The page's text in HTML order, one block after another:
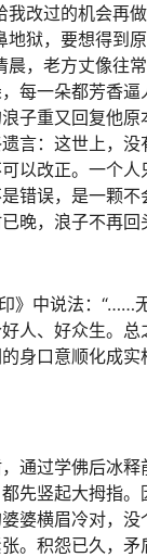
改过的机会再
狱，要想得到
，老方丈像往
每一朵都芳香逼
子重又回复他
言：这世上，没
以改正。一个人
错误，是一颗
晚，浪子不再
》中说法：“……
人、好众生。
身口意顺化成
通过学佛后冰
先竖起大拇指
婆横眉冷对，
。积怨已久，矛